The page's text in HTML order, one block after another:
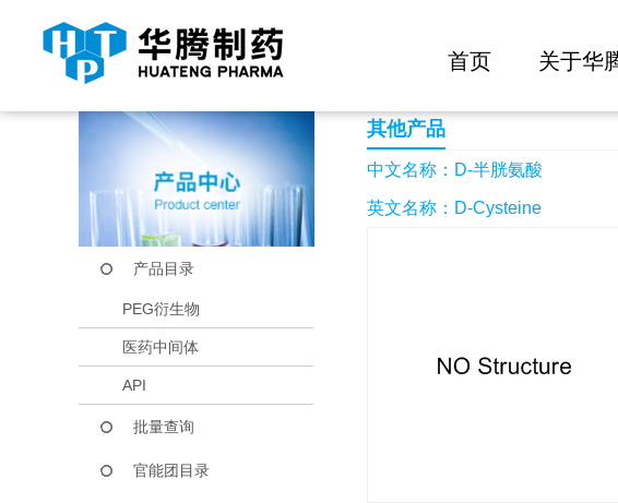
首页 关于华
当前位置： 首页 产品中心
产品目录
PEG衍生物
医药中间体
API
批量查询
官能团目录
其他产品
中文名称：D-半胱氨酸
英文名称：D-Cysteine